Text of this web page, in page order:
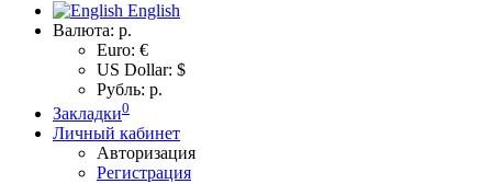
English
Валюта: р.
Euro: €
US Dollar: $
Рубль: р.
Закладки0
Личный кабинет
Авторизация
Регистрация